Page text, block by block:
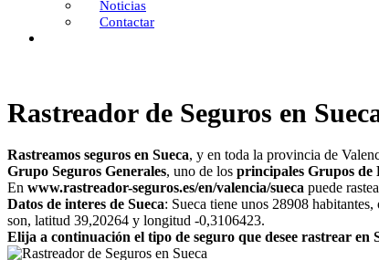
Noticias
Contactar
Rastreador de Seguros en
Rastreamos seguros en Sueca, y en toda la provincia de
Grupo Seguros Generales, uno de los principales Grupos de
En www.rastreador-seguros.es/en/valencia/sueca puede
Datos de interes de Sueca: Sueca tiene unos 28908
son, latitud 39,20264 y longitud -0,3106423.
Elija a continuación el tipo de seguro que desee rastrear en